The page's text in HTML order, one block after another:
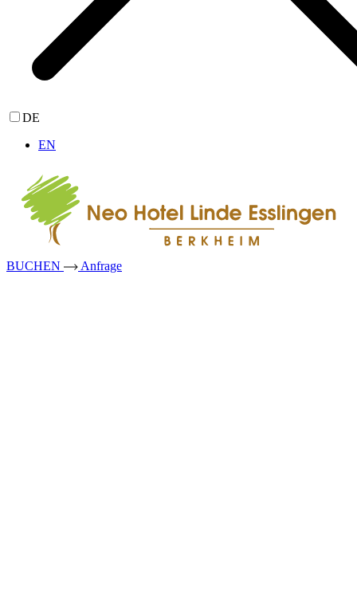
DE
EN
BUCHEN Anfrage